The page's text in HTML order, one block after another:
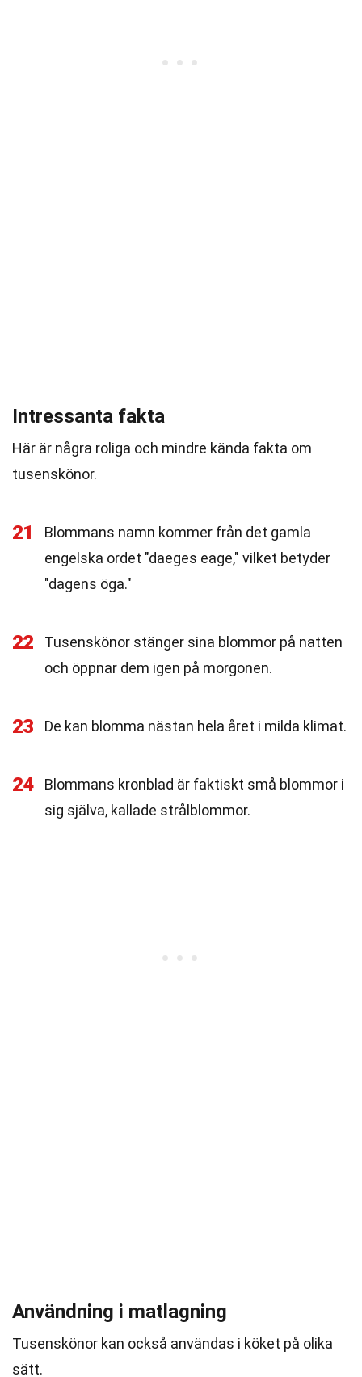
Intressanta fakta
Här är några roliga och mindre kända fakta om
tusenskönor.
21
Blommans namn kommer från det gamla
engelska ordet "daeges eage," vilket betyder
"dagens öga."
22
Tusenskönor stänger sina blommor på natten
och öppnar dem igen på morgonen.
23 De kan blomma nästan hela året i milda klimat.
24
Blommans kronblad är faktiskt små blommor i
sig själva, kallade strålblommor.
Användning i matlagning
Tusenskönor kan också användas i köket på olika
sätt.